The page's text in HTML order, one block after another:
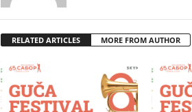
RELATED ARTICLES MORE FROM AUTHOR